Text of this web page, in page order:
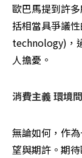
歐巴馬提到許
括相當具爭議
technology)，
人擔憂。
消費主義 環境
無論如何，作
望與期許。期